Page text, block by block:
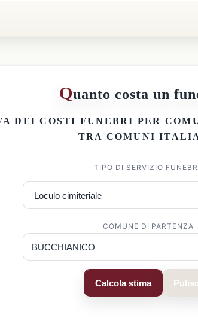
Quanto costa un
DEICOSTI FUNEBRI PER
TRA COMUNI
TIPO DI SERVIZIO
COMUNE DI PARTENZA
Calcola stima